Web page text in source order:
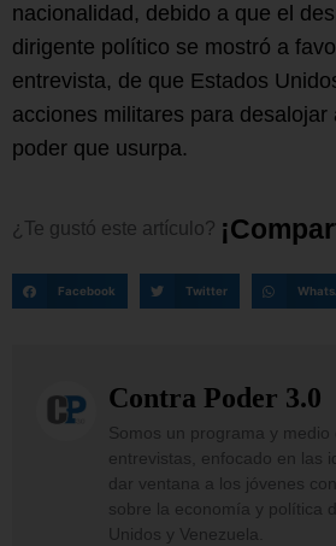
nacionalidad, debido a que el
dirigente político se mostró a
entrevista, de que Estados
acciones militares para desalojar
poder que usurpa.
¿Te gustó este artículo? ¡Compar
Facebook Twitter
Contra Poder 3.0
Somos un programa y
entrevistas, enfocado en las
dar ventana a los jóvenes
sobre la economía y política
Unidos y Venezuela.